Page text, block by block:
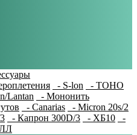
- S-lon
- TOHO
Lantan
- Мононить
- Canarias
- Micron 20s/2
- Капрон 300D/3 - ХБ10
-